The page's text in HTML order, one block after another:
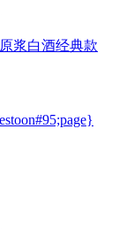
浆白酒经典款